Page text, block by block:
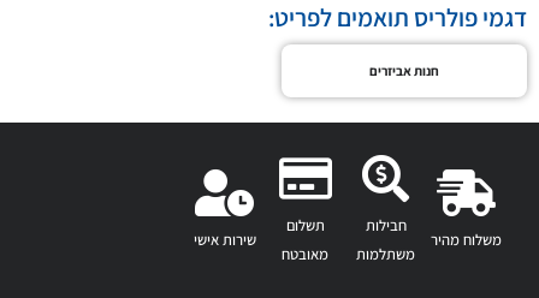
דגמי פולריס תואמים לפריט:
חנות אביזרים
משלוח מהיר
חבילות
משתלמות
תשלום
מאובטח
שירות אישי